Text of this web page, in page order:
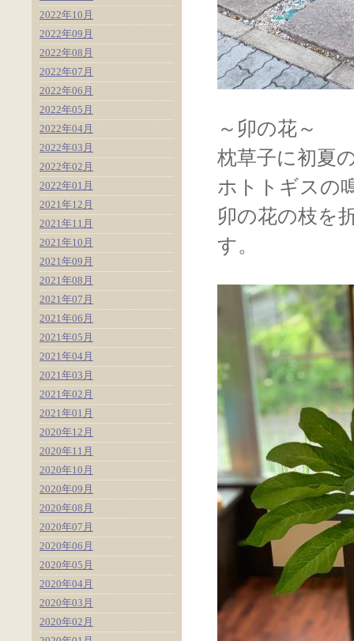
～卯の花～
枕草子に初夏
ホトトギスの
卯の花の枝を
す。
2022年10月
2022年09月
2022年08月
2022年07月
2022年06月
2022年05月
2022年04月
2022年03月
2022年02月
2022年01月
2021年12月
2021年11月
2021年10月
2021年09月
2021年08月
2021年07月
2021年06月
2021年05月
2021年04月
2021年03月
2021年02月
2021年01月
2020年12月
2020年11月
2020年10月
2020年09月
2020年08月
2020年07月
2020年06月
2020年05月
2020年04月
2020年03月
2020年02月